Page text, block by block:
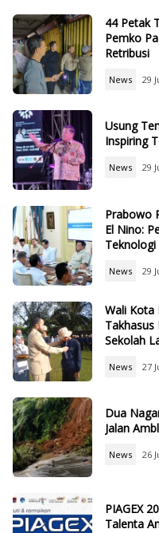
44 Petak
Pemko
Retribusi
News 29
Usung
Inspiring
News 29
Prabowo
El Nino:
Teknologi
News 29
Wali Kota
Takhasus
Sekolah
News 27
Dua
Jalan
News 26
PIAGEX
Talenta